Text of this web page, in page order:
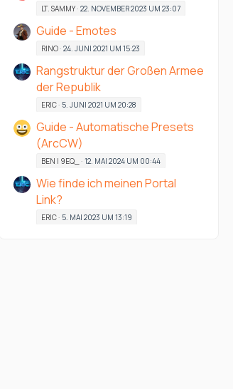
LT. SAMMY 22. NOVEMBER 2023 UM 23:07
Guide - Emotes
RINO 24. JUNI 2021 UM 15:23
Rangstruktur der Großen Armee
der Republik
ERIC 5. JUNI 2021 UM 20:28
Guide - Automatische Presets
(ArcCW)
BEN | 9EQ_ 12. MAI 2024 UM 00:44
Wie finde ich meinen Portal
Link?
ERIC 5. MAI 2023 UM 13:19